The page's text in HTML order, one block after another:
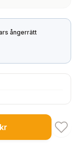
ångerrätt